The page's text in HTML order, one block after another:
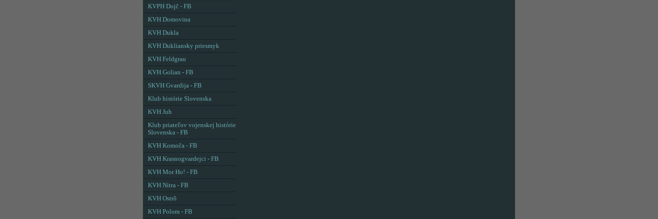
KVPH Dojč - FB
KVH Domovina
KVH Dukla
KVH Dukliansky priesmyk
KVH Feldgrau
KVH Golian - FB
SKVH Gvardija - FB
Klub histórie Slovenska
KVH Juh
Klub priateľov vojenskej histórie
Slovenska - FB
KVH Komoča - FB
KVH Krasnogvardejci - FB
KVH Mor Ho! - FB
KVH Nitra - FB
KVH Ostrô
KVH Polom - FB